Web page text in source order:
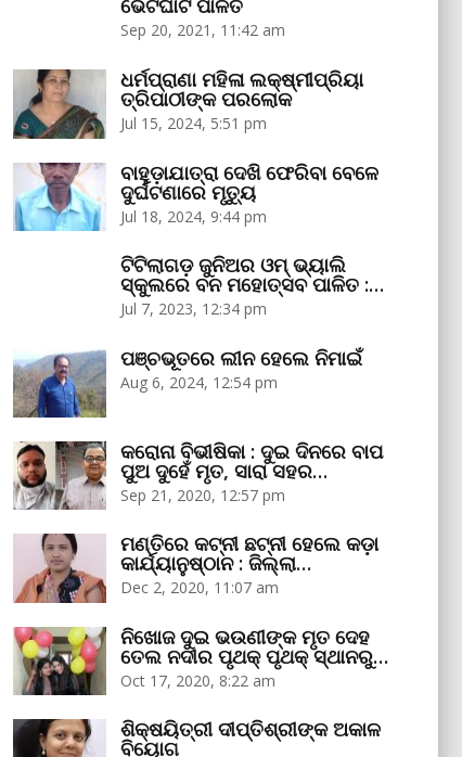
ଭେଟଘାଟ ପାଳିତ
Sep 20, 2021, 11:42 am
ଧର୍ମପ୍ରାଣା ମହିଳା ଲକ୍ଷ୍ମୀପ୍ରିୟା
ତ୍ରିପାଠୀଙ୍କ ପରଲୋକ
Jul 15, 2024, 5:51 pm
ବାହୁଡ଼ାଯାତ୍ରା ଦେଖି ଫେରିବା ବେଳେ
ଦୁର୍ଘଟଣାରେ ମୃତ୍ୟୁ
Jul 18, 2024, 9:44 pm
ଟିଟିଲାଗଡ଼ ଜୁନିଅର ଓମ୍‌ ଭ୍ୟାଲି
ସ୍କୁଲରେ ବନ ମହୋତ୍ସବ ପାଳିତ :…
Jul 7, 2023, 12:34 pm
ପଞ୍ଚଭୂତରେ ଲୀନ ହେଲେ ନିମାଇଁ
Aug 6, 2024, 12:54 pm
କରୋନା ବିଭୀଷିକା : ଦୁଇ ଦିନରେ ବାପ
ପୁଅ ଦୁହେଁ ମୃତ, ସାରା ସହର…
Sep 21, 2020, 12:57 pm
ମଣ୍ତିରେ କଟ୍‌ନୀ ଛଟ୍‌ନୀ ହେଲେ କଡ଼ା
କାର୍ଯ୍ୟାନୁଷ୍ଠାନ : ଜିଲ୍ଲା…
Dec 2, 2020, 11:07 am
ନିଖୋଜ ଦୁଇ ଭଉଣୀଙ୍କ ମୃତ ଦେହ
ତେଲ ନଦୀର ପୃଥକ୍‌ ପୃଥକ୍‌ ସ୍ଥାନରୁ…
Oct 17, 2020, 8:22 am
ଶିକ୍ଷୟିତ୍ରୀ ଦୀପ୍ତିଶ୍ରୀଙ୍କ ଅକାଳ
ବିୟୋଗ